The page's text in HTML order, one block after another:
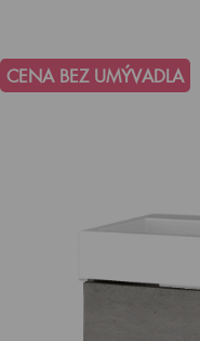
CENA BEZ UMÝVADLA